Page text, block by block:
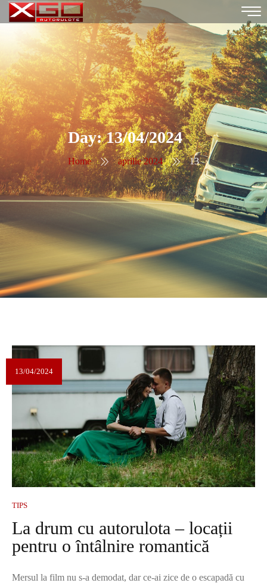
Day:13/04/2024
Home aprilie 2024 13
13/04/2024
TIPS
La drum cu autorulota – locații
pentru o întâlnire romantică
Mersul la film nu s-a demodat, dar ce-ai zice de o escapadă cu